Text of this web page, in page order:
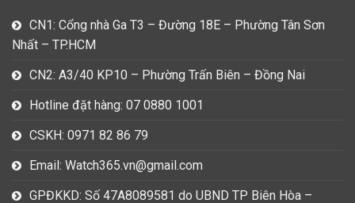
CN1: Cổng nhà Ga T3 – Đường 18E – Phường Tân Sơn
Nhất – TP.HCM
CN2: A3/40 KP10 – Phường Trấn Biên – Đồng Nai
Hotline đặt hàng: 07 0880 1001
CSKH: 0971 82 86 79
Email: Watch365.vn@gmail.com
GPĐKKD: Số 47A8089581 do UBND TP Biên Hòa –